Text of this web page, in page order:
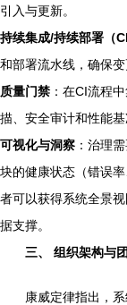
引入与更新。
持续集成/持续部署（
和部署流水线，确保
质量门禁 ：在CI流程
描、安全审计和性能基
可视化与洞察 ：治理
块的健康状态（错误
者可以获得系统全景
据支撑。
三、 组织架构与
康威定律指出，